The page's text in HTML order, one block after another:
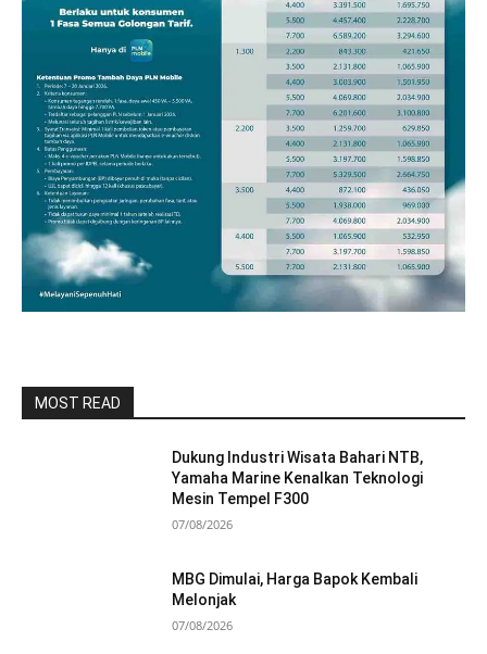
MOST READ
Dukung Industri Wisata Bahari NTB,
Yamaha Marine Kenalkan Teknologi
Mesin Tempel F300
07/08/2026
MBG Dimulai, Harga Bapok Kembali
Melonjak
07/08/2026